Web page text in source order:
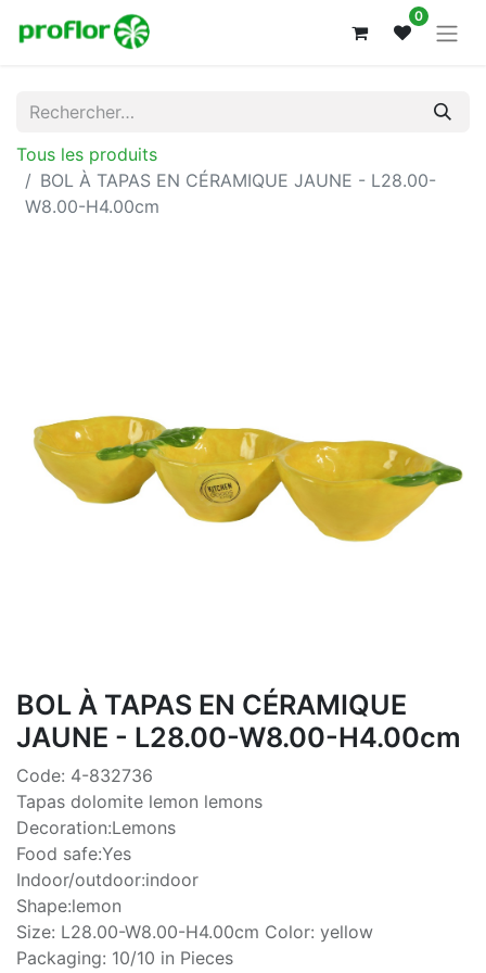
0
Tous les produits
BOL À TAPAS EN CÉRAMIQUE JAUNE - L28.00-
W8.00-H4.00cm
BOL À TAPAS EN CÉRAMIQUE
JAUNE - L28.00-W8.00-H4.00cm
Code: 4-832736
Tapas dolomite lemon lemons
Decoration:Lemons
Food safe:Yes
Indoor/outdoor:indoor
Shape:lemon
Size: L28.00-W8.00-H4.00cm Color: yellow
Packaging: 10/10 in Pieces